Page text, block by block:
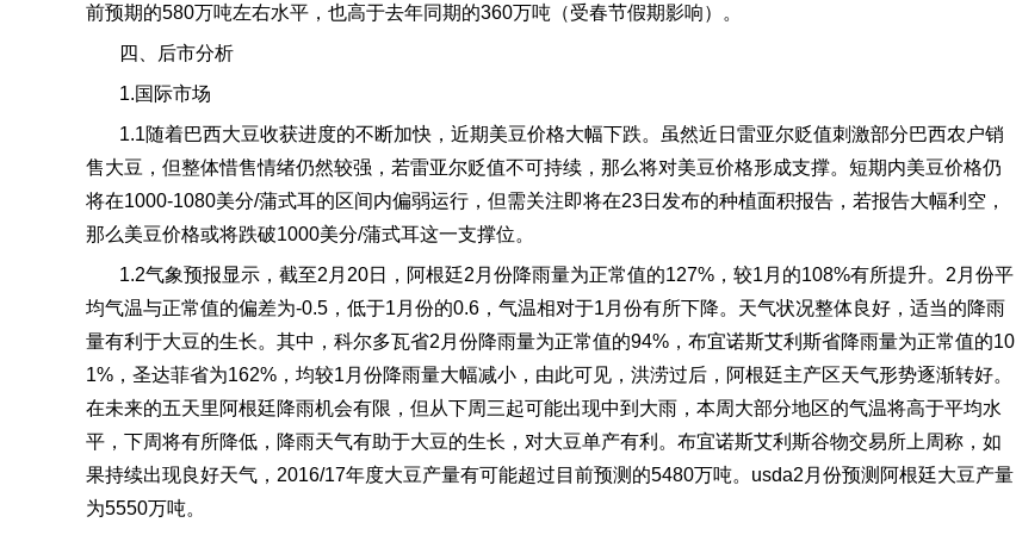
前预期的580万吨左右水平，也高于去年同期的360万吨（受春节假期影响）。
四、后市分析
1.国际市场
1.1随着巴西大豆收获进度的不断加快，近期美豆价格大幅下跌。虽然近日雷亚尔贬值刺激部分巴西农户销
售大豆，但整体惜售情绪仍然较强，若雷亚尔贬值不可持续，那么将对美豆价格形成支撑。短期内美豆价格仍
将在1000-1080美分/蒲式耳的区间内偏弱运行，但需关注即将在23日发布的种植面积报告，若报告大幅利空，
那么美豆价格或将跌破1000美分/蒲式耳这一支撑位。
1.2气象预报显示，截至2 月 20日，阿根廷2 月份降雨量为正常值的127% ，较1 月的108%有所提升。 2 月份平
均气温与正常值的偏差为-0.5 ，低于1 月份的0.6 ，气温相对于1 月份有所下降。天气状况整体良好，适当的降雨
量有利于大豆的生长。其中，科尔多瓦省2 月份降雨量为正常值的94% ，布宜诺斯艾利斯省降雨量为正常值的10
1% ，圣达菲省为162% ，均较1 月份降雨量大幅减小，由此可见，洪涝过后，阿根廷主产区天气形势逐渐转好。
在未来的五天里阿根廷降雨机会有限，但从下周三起可能出现中到大雨，本周大部分地区的气温将高于平均水
平，下周将有所降低，降雨天气有助于大豆的生长，对大豆单产有利。布宜诺斯艾利斯谷物交易所上周称，如
果持续出现良好天气， 2016/17年度大豆产量有可能超过目前预测的5480万吨。 usda2 月份预测阿根廷大豆产量
为5550万吨。